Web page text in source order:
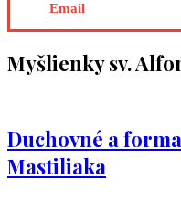
Email
Myšlienky sv.
Duchovné a
Mastiliaka